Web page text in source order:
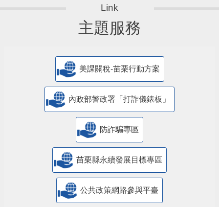
主題服務
美課關稅-苗栗行動方案
內政部警政署「打詐儀錶板」
防詐騙專區
苗栗縣永續發展目標專區
公共政策網路參與平臺